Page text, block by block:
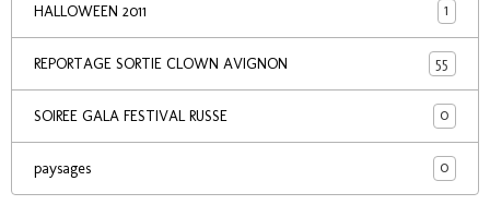
HALLOWEEN 2011 1
REPORTAGE SORTIE CLOWN AVIGNON 55
SOIREE GALA FESTIVAL RUSSE 0
paysages 0